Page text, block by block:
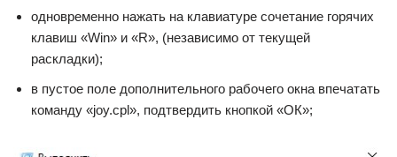
одновременно нажать на клавиатуре сочетание горячих
клавиш «Win» и «R», (независимо от текущей
раскладки);
в пустое поле дополнительного рабочего окна впечатать
команду «joy.cpl», подтвердить кнопкой «ОК»;